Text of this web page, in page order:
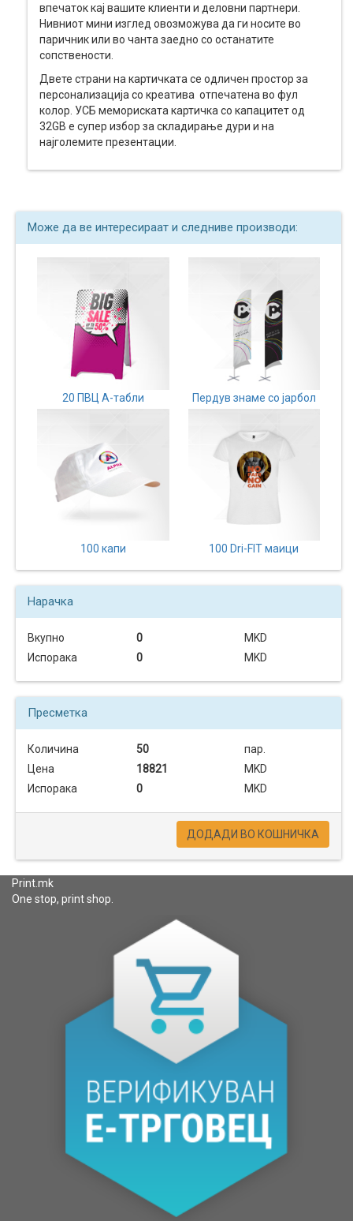
впечаток кај вашите клиенти и деловни партнери.
Нивниот мини изглед овозможува да ги носите во
паричник или во чанта заедно со останатите
сопствености.
Двете страни на картичката се одличен простор за
персонализација со креатива отпечатена во фул
колор. УСБ мемориската картичка со капацитет од
32GB е супер избор за складирање дури и на
најголемите презентации.
Може да ве интересираат и следниве производи:
20 ПВЦ А-табли Пердув знаме со јарбол
100 капи 100 Dri-FIT маици
Нарачка
Вкупно 0
MKD
Испорака
0 MKD
Пресметка
Количина 50
пар.
Цена
18821
MKD
Испорака
0 MKD
ДОДАДИ ВО КОШНИЧКА
Print.mk
One stop, print shop.